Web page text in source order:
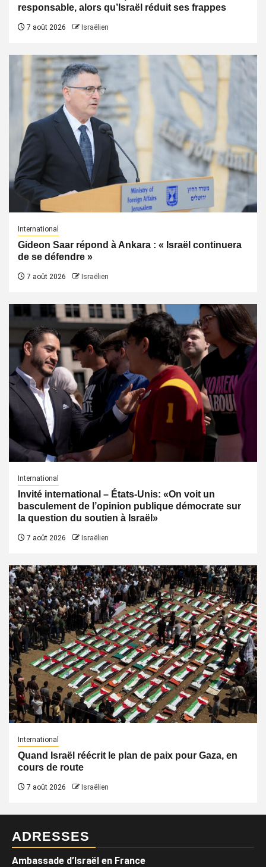
responsable, alors qu’Israël réduit ses frappes
7 août 2026 Israëlien
International
Gideon Saar répond à Ankara : « Israël continuera
de se défendre »
7 août 2026 Israëlien
International
Invité international – États-Unis: «On voit un
basculement de l’opinion publique démocrate sur
la question du soutien à Israël»
7 août 2026 Israëlien
International
Quand Israël réécrit le plan de paix pour Gaza, en
cours de route
7 août 2026 Israëlien
ADRESSES
Ambassade d’Israël en France